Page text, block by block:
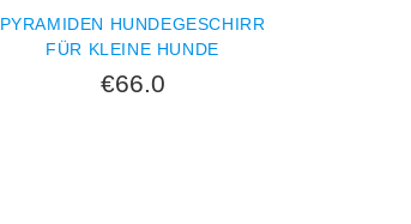
PYRAMIDEN HUNDEGESCHIRR
FÜR KLEINE HUNDE
€66.0